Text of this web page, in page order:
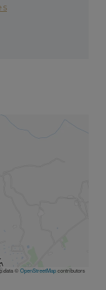
data ©OpenStreetMapcontributors